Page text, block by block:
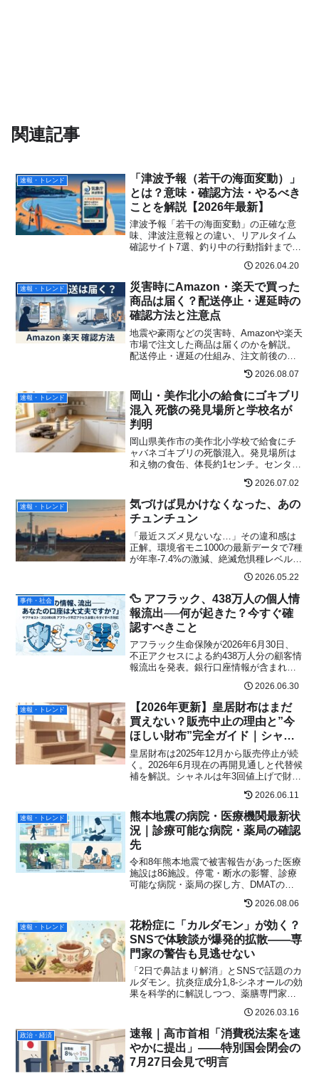
関連記事
速報・トレンド
「津波予報（若干の海面変動）」
とは？意味・確認方法・やるべき
ことを解説【2026年最新】
津波予報「若干の海面変動」の正確な意
味、津波注意報との違い、リアルタイム
確認サイト7選、釣り中の行動指針まで解
2026.04.20
速報・トレンド
災害時にAmazon・楽天で買った
商品は届く？配送停止・遅延時の
確認方法と注意点
地震や豪雨などの災害時、Amazonや楽天
市場で注文した商品は届くのかを解説。
配送停止・遅延の仕組み、注文前後の確
認手順、熊本地震時の配送状況、必要な
物を急ぐ場合の行動をまとめます。2026.08.07
速報・トレンド
岡山・美作北小の給食にゴキブリ
混入 死骸の発見場所と学校名が
判明
岡山県美作市の美作北小学校で給食にチ
ャバネゴキブリの死骸混入。発見場所は
和え物の食缶、体長約1センチ。センター
の対応と再発防止の動きを追記でまとめ
2026.07.02
速報・トレンド
気づけば見かけなくなった、あの
チュンチュン
「最近スズメ見ないな…」その違和感は
正解。環境省モニ1000の最新データで7種
が年率-7.4%の激減、絶滅危惧種レベル
と郊外の二極化、今日からできる鳥活ま
でを北海道の現場目線で解説。
2026.05.22
事件・社会
🦆 アフラック、438万人の個人情
報流出──何が起きた？今すぐ確
認すべきこと
アフラック生命保険が2026年6月30日、
不正アクセスによる約438万人分の顧客情
報流出を発表。銀行口座情報が含まれる
を防ぐチェックリストをわかりやすく解
説。
2026.06.30
速報・トレンド
【2026年更新】皇居財布はまだ
買えない？販売中止の理由と”今
ほしい財布”完全ガイド｜シャネ
ル財布の最新価格も
皇居財布は2025年12月から販売停止が続
く。2026年6月現在の再開見通しと代替候
補を解説。シャネルは年3回値上げで財布
ーターなど今買うべき本革財布も紹介。
2026.06.11
速報・トレンド
熊本地震の病院・医療機関最新状
況｜診療可能な病院・薬局の確認
先
令和8年熊本地震で被害報告があった医療
施設は86施設。停電・断水の影響、診療
可能な病院・薬局の探し方、DMATの活
動状況、透析・在宅医療利用者の注意点
を2026年8月2日時点の公式情報で整理し
ます。
2026.08.06
速報・トレンド
花粉症に「カルダモン」が効く？
SNSで体験談が爆発的拡散——専
門家の警告も見逃せない
「2日で鼻詰まり解消」とSNSで話題のカ
ルダモン。抗炎症成分1,8-シネオールの効
果を科学的に解説しつつ、薬膳専門家が
使い方・適量も徹底紹介。花粉症シーズ
ンに読んでおきたい一記事。
2026.03.16
政治・経済
速報｜高市首相「消費税法案を速
やかに提出」——特別国会閉会の
7月27日会見で明言